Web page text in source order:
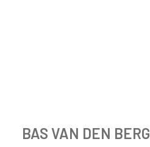
BAS VAN DEN BERG